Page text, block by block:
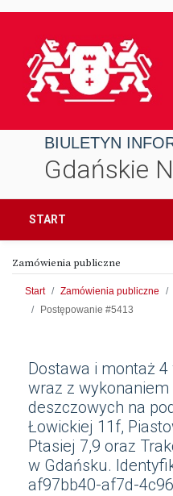
BIULETYN
Gdańskie
START
Zamówienia publiczne
Start Zamówienia publiczne
Postępowanie #5413
Dostawa i montaż
wraz z
deszczowych na
Łowickiej 11f,
Ptasiej 7,9 oraz
w Gdańsku.
af97bb40-af7d-